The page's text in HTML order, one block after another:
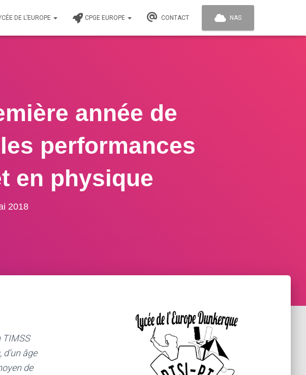
DE L’EUROPE CPGE EUROPE CONTACT NAS
année de
performances
en physique
2018
TIMSS
âge
de